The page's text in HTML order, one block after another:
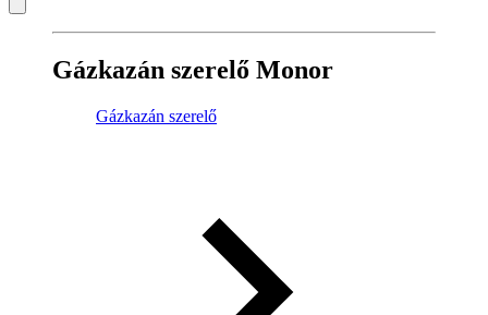
Gázkazán szerelő Monor
Gázkazán szerelő